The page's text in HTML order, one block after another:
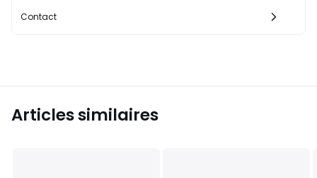
Contact
Articles similaires